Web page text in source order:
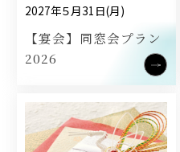
2027年５月31日(月)
【宴会】同窓会プラン
2026